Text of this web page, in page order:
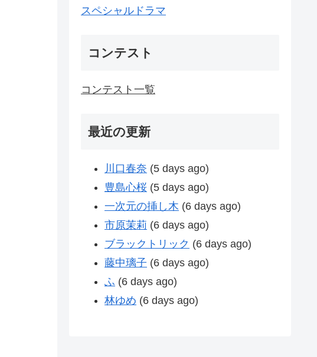
スペシャルドラマ
コンテスト
コンテスト一覧
最近の更新
川口春奈 (5 days ago)
豊島心桜 (5 days ago)
一次元の挿し木 (6 days ago)
市原茉莉 (6 days ago)
ブラックトリック (6 days ago)
藤中璃子 (6 days ago)
ふ (6 days ago)
林ゆめ (6 days ago)